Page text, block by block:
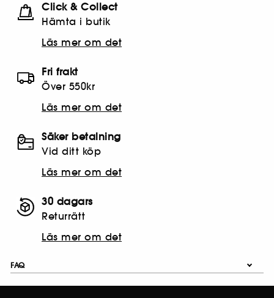
Click & Collect
Hämta i butik​
Läs mer om det
Fri frakt
Över 550kr
Läs mer om det
Säker betalning
Vid ditt köp
Läs mer om det
30 dagars
Returrätt
Läs mer om det
FAQ